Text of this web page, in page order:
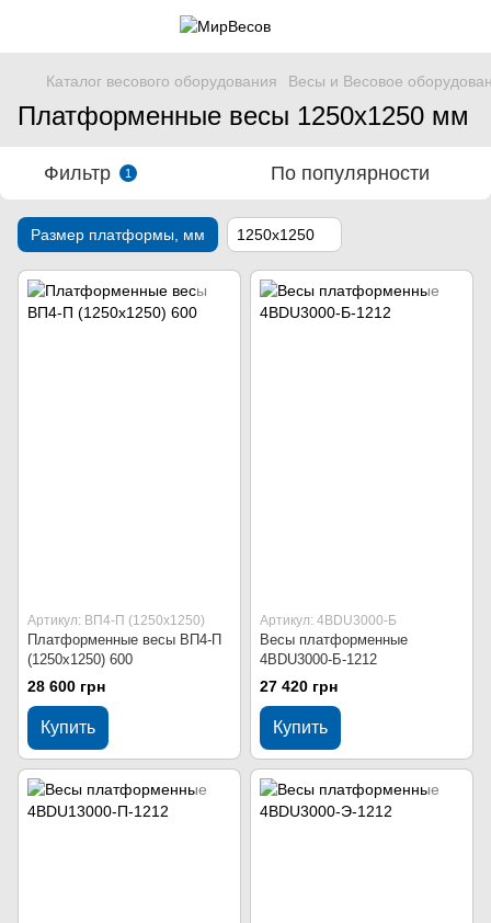
Каталог весового оборудования Весы и Весовое
Платформенные весы 1250х1250 мм
Фильтр 1 По популярности
Размер платформы, мм 1250x1250
Артикул: ВП4-П (1250х1250)
Платформенные весы ВП4-П
(1250х1250) 600
28 600 грн
Купить
Артикул: 4BDU3000-Б
Весы платформенные
4BDU3000-Б-1212
27 420 грн
Купить